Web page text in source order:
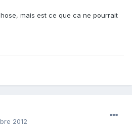
mais est ce que ca ne pourrait
2012